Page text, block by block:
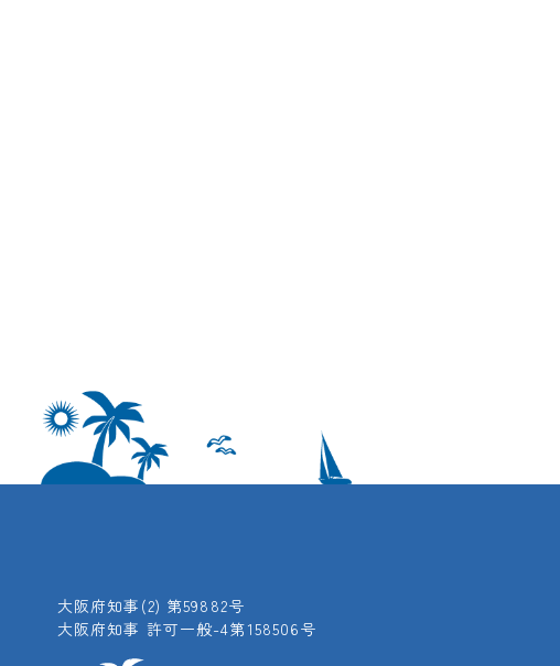
大阪府知事(2) 第59882号
大阪府知事 許可一般-4第158506号